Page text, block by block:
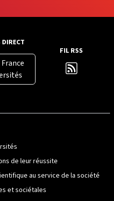
DIRECT
FIL RSS
de leur réussite
au service de la société
et sociétales